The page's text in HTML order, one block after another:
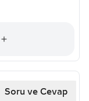
Soru ve Cevap